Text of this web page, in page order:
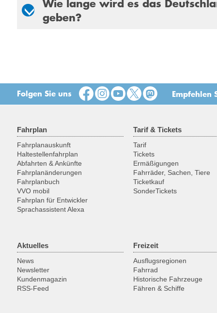
Wie lange wird es das
geben?
Folgen Sie uns Empfehlen
Fahrplan
Fahrplanauskunft
Haltestellenfahrplan
Abfahrten & Ankünfte
Fahrplanänderungen
Fahrplanbuch
VVO mobil
Fahrplan für Entwickler
Sprachassistent Alexa
Tarif & Tickets
Tarif
Tickets
Ermäßigungen
Fahrräder, Sachen, Tiere
Ticketkauf
SonderTickets
Aktuelles
News
Newsletter
Kundenmagazin
RSS-Feed
Freizeit
Ausflugsregionen
Fahrrad
Historische Fahrzeuge
Fähren & Schiffe